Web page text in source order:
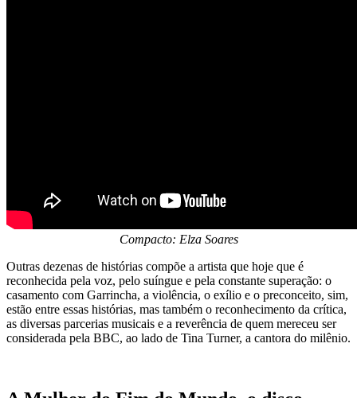
Compacto: Elza Soares
Outras dezenas de histórias compõe a artista que hoje que é
reconhecida pela voz, pelo suíngue e pela constante superação: o
casamento com Garrincha, a violência, o exílio e o preconceito, sim,
estão entre essas histórias, mas também o reconhecimento da crítica,
as diversas parcerias musicais e a reverência de quem mereceu ser
considerada pela BBC, ao lado de Tina Turner, a cantora do milênio.